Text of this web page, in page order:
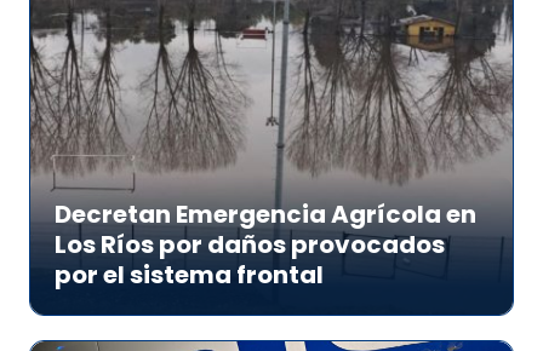
Decretan Emergencia Agrícola en
Los Ríos por daños provocados
por el sistema frontal